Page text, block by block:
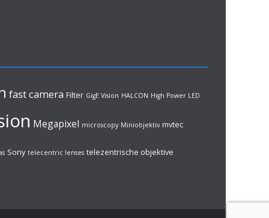
fast camera Filter GigE Vision HALCON High Power LED
Megapixel microscopy Miniobjektiv mvtec
Sony telecentric lenses telezentrische objektive